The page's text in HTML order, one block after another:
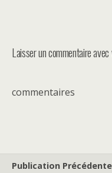
Laisser un commentaire
commentaires
Publication Précédente